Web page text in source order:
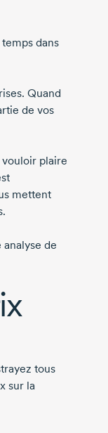
dans
Quand
de vos
plaire
mettent
de
tous
sur la